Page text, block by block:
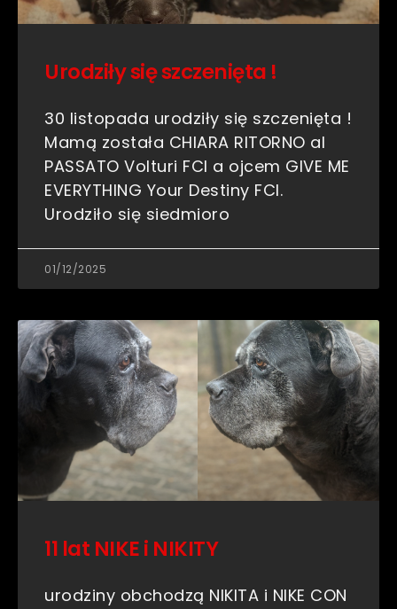
Urodziły się szczenięta !
30 listopada urodziły się szczenięta !
Mamą została CHIARA RITORNO al
PASSATO Volturi FCI a ojcem GIVE ME
EVERYTHING Your Destiny FCI.
Urodziło się siedmioro
01/12/2025
11 lat NIKE i NIKITY
urodziny obchodzą NIKITA i NIKE CON